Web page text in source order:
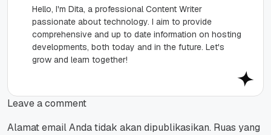
Hello, I'm Dita, a professional Content Writer
passionate about technology. I aim to provide
comprehensive and up to date information on hosting
developments, both today and in the future. Let's
grow and learn together!
Leave a comment
Alamat email Anda tidak akan dipublikasikan. Ruas yang